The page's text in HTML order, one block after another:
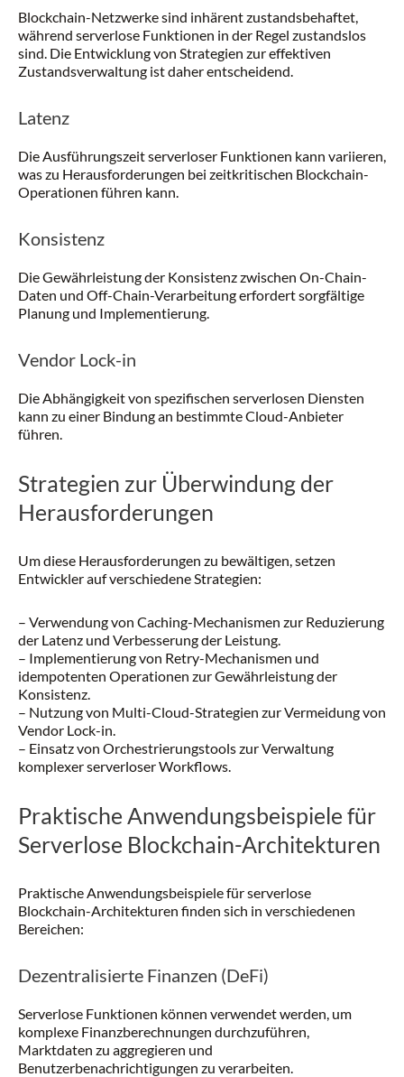
Blockchain-Netzwerke sind inhärent zustandsbehaftet,
während serverlose Funktionen in der Regel zustandslos
sind. Die Entwicklung von Strategien zur effektiven
Zustandsverwaltung ist daher entscheidend.
Latenz
Die Ausführungszeit serverloser Funktionen kann variieren,
was zu Herausforderungen bei zeitkritischen Blockchain-
Operationen führen kann.
Konsistenz
Die Gewährleistung der Konsistenz zwischen On-Chain-
Daten und Off-Chain-Verarbeitung erfordert sorgfältige
Planung und Implementierung.
Vendor Lock-in
Die Abhängigkeit von spezifischen serverlosen Diensten
kann zu einer Bindung an bestimmte Cloud-Anbieter
führen.
Strategien zur Überwindung der
Herausforderungen
Um diese Herausforderungen zu bewältigen, setzen
Entwickler auf verschiedene Strategien:
– Verwendung von Caching-Mechanismen zur Reduzierung
der Latenz und Verbesserung der Leistung.
– Implementierung von Retry-Mechanismen und
idempotenten Operationen zur Gewährleistung der
Konsistenz.
– Nutzung von Multi-Cloud-Strategien zur Vermeidung von
Vendor Lock-in.
– Einsatz von Orchestrierungstools zur Verwaltung
komplexer serverloser Workflows.
Praktische Anwendungsbeispiele für
Serverlose Blockchain-Architekturen
Praktische Anwendungsbeispiele für serverlose
Blockchain-Architekturen finden sich in verschiedenen
Bereichen:
Dezentralisierte Finanzen (DeFi)
Serverlose Funktionen können verwendet werden, um
komplexe Finanzberechnungen durchzuführen,
Marktdaten zu aggregieren und
Benutzerbenachrichtigungen zu verarbeiten.